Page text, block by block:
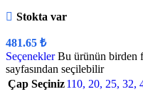
Stokta var
481.65 ₺
Seçenekler Bu ürünün birden
sayfasından seçilebilir
Çap Seçiniz110, 20, 25, 32,